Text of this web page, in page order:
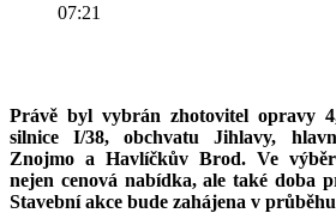
07:21
Právě byl vybrán zhotovitel opravy
silnice I/38, obchvatu Jihlavy,
Znojmo a Havlíčkův Brod. Ve
nejen cenová nabídka, ale také doba
Stavební akce bude zahájena v